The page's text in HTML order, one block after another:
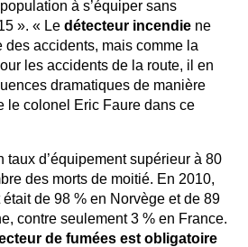
à s’équiper sans
». « Le détecteur incendie ne
des accidents, mais comme la
les accidents de la route, il en
dramatiques de manière
le colonel Eric Faure dans ce
taux d’équipement supérieur à 80
des morts de moitié. En 2010,
était de 98 % en Norvège et de 89
contre seulement 3 % en France.
de fumées est obligatoire